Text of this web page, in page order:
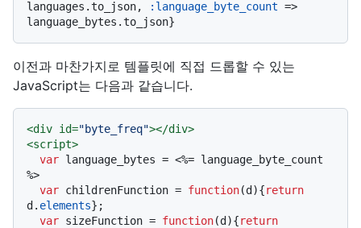
languages.to_json,
:language_byte_count =>
이전과 마찬가지로 템플릿에 직접 드롭할 수 있는
JavaScript는 다음과 같습니다.
<div id="byte_freq"></div>
<script>
var language_bytes = <%= language_byte_count
%>
var childrenFunction = function(d ){return
d. elements};
var sizeFunction = function(d ){return